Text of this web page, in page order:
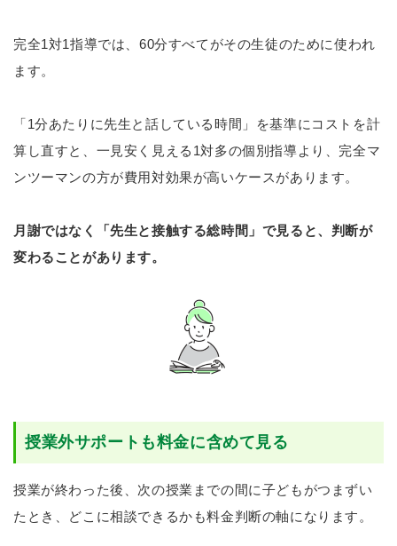
完全1対1指導では、60分すべてがその生徒のために使われ
ます。
「1分あたりに先生と話している時間」を基準にコストを計
算し直すと、一見安く見える1対多の個別指導より、完全マ
ンツーマンの方が費用対効果が高いケースがあります。
月謝ではなく「先生と接触する総時間」で見ると、判断が
変わることがあります。
授業外サポートも料金に含めて見る
授業が終わった後、次の授業までの間に子どもがつまずい
たとき、どこに相談できるかも料金判断の軸になります。